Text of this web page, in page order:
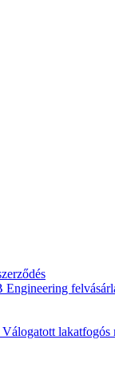
Engineering
lakatfogós